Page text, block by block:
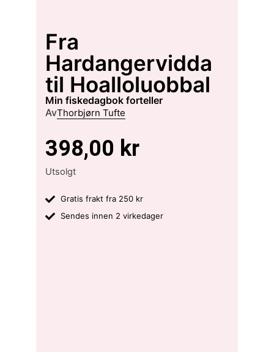
Fra
Hardangervidda
til Hoalloluobbal
min fiskedagbok forteller
AvThorbjørn Tufte
398,00 kr
Utsolgt
Gratis frakt fra 250 kr
Sendes innen 2 virkedager